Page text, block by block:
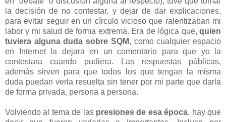
la decisión de no contestar, y dejar de dar explicaciones,
para evitar seguir en un círculo vicioso que ralentizaban mi
labor y mi salud de forma extrema. Era de lógica que, quien
tuviera alguna duda sobre SQM, como cualquier espacio
en Internet la dejara en un comentario para que yo la
contestara cuando pudiera. Las respuestas públicas,
además sirven para que todos los que tengan la misma
duda puedan verla resuelta sin tener por mi parte que darla
de forma privada, persona a persona.
Volviendo al tema de las presiones de esa época, hay que